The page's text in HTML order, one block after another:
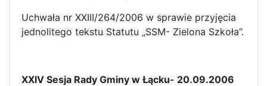
Uchwała nr XXIII/264/2006 w sprawie przyjęcia
jednolitego tekstu Statutu „SSM- Zielona Szkoła”.
XXIV Sesja Rady Gminy w Łącku- 20.09.2006